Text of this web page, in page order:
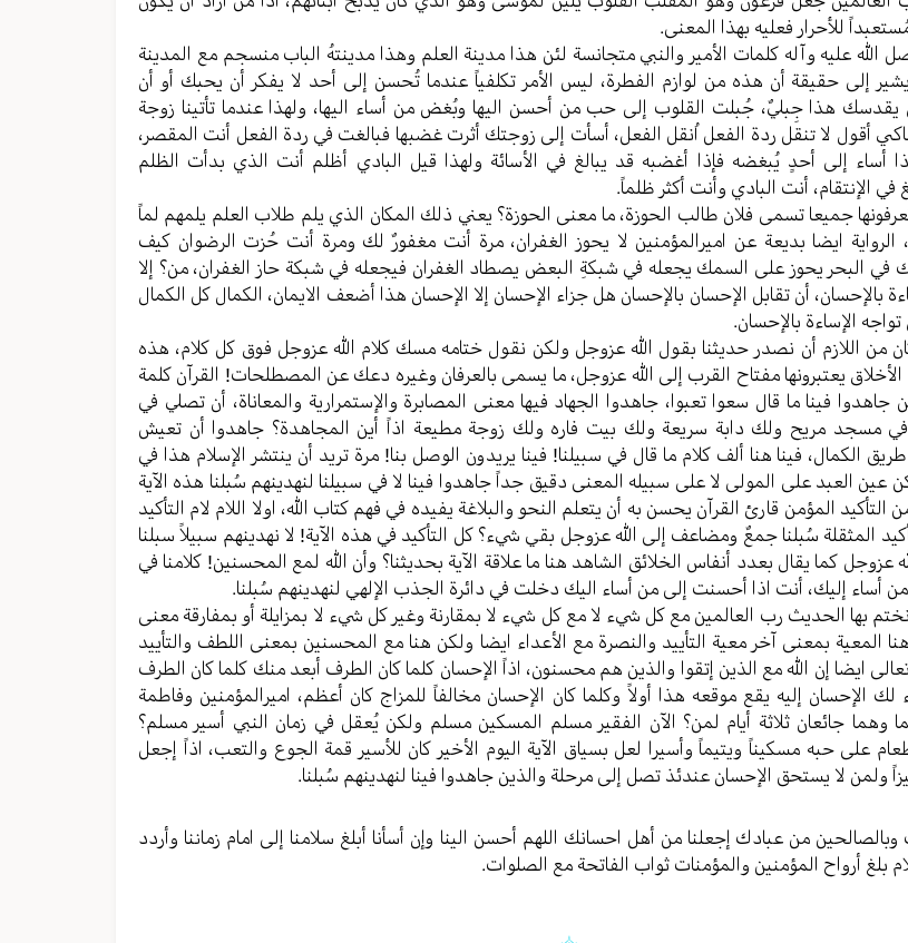
للأحرار فعلیه بهذا المعنی.
صل الله علیه وآله کلمات الأمیر والنبي متجانسة لئن هذا مدینة العلم وهذا مدینتهُ الباب منسجم مع المدینة
یشیر إلی حقیقة أن هذه من لوازم الفطرة، لیس الأمر تکلفیاً عندما تُحسن إلی أحد لا یفکر أن یحبك أو أن
هذا جِبليٌ، جُبلت القلوب إلی حب من أحسن الیها وبُغض من أساء الیها، ولهذا عندما تأتینا زوجة
أقول لا تنقل ردة الفعل اُنقل الفعل، أسأت إلی زوجتك أثرت غضبها فبالغت في ردة الفعل أنت المقصر،
اذا أساء إلی أحدٍ یُبغضه فإذا أغضبه قد یبالغ في الأسائة ولهذا قیل البادي أظلم أنت الذي بدأت الظلم
في الإنتقام، أنت البادي وأنت أکثر ظلماً.
جمیعا تسمی فلان طالب الحوزة، ما معنی الحوزة؟ یعني ذلك المكان الذي یلم طلاب العلم یلمهم لماً
الروایة ایضا بدیعة عن امیرالمؤمنین لا یحوز الغفران، مرة أنت مغفورٌ لك ومرة أنت حُزت الرضوان کیف
البحر یحوز علی السمك یجعله في شبكةِ البعض یصطاد الغفران فیجعله في شبکة حاز الغفران، من؟ إلا
بالإحسان، أن تقابل الإحسان بالإحسان هل جزاء الإحسان إلا الإحسان هذا أضعف الایمان، الکمال کل الکمال
الإساءة بالإحسان.
من اللازم أن نصدر حدیثنا بقول الله عزوجل ولکن نقول ختامه مسك کلام الله عزوجل فوق کل کلام، هذه
الأخلاق یعتبرونها مفتاح القرب إلی الله عزوجل، ما یسمی بالعرفان وغیره دعك عن المصطلحات! القرآن کلمة
جاهدوا فینا ما قال سعوا تعبوا، جاهدوا الجهاد فیها معنی المصابرة والإستمراریة والمعاناة، أن تصلي في
مسجد مریح ولك دابة سریعة ولك بیت فاره ولك زوجة مطیعة اذاً أین المجاهدة؟ جاهدوا أن تعیش
طریق الکمال، فینا هنا ألف کلام ما قال في سبیلنا! فینا یریدون الوصل بنا! مرة تريد أن ینتشر الإسلام هذا في
عین العبد علی المولی لا علی سبیله المعنی دقیق جداً جاهدوا فینا لا في سبیلنا لنهدینهم سُبلنا هذه الآیة
المؤمن قارئ القرآن یحسن به أن یتعلم النحو والبلاغة یفیده في فهم کتاب الله، اولا اللام لام التأكيد
المثقلة سُبلنا جمعٌ ومضاعف إلی الله عزوجل بقي شيء؟ کل التأكيد في هذه الآية! لا نهدینهم سبیلاً سبلنا
عزوجل کما یقال بعدد أنفاس الخلائق الشاهد هنا ما علاقة الآیة بحدیثنا؟ وأن الله لمع المحسنین! کلامنا في
أساء إلیك، أنت اذا أحسنت إلی من أساء اليك دخلت في دائرة الجذب الإلهي لنهدینهم سُبلنا.
بها الحدیث رب العالمین مع کل شيء لا مع کل شيء لا بمقارنة وغیر کل شيء لا بمزایلة أو بمفارقة معنی
المعیة بمعنی آخر معیة التأييد والنصرة مع الأعداء ایضا ولکن هنا مع المحسنین بمعنی اللطف والتأييد
ایضا إن الله مع الذین إتقوا والذین هم محسنون، اذاً الإحسان کلما کان الطرف أبعد منك کلما کان الطرف
لك الإحسان إلیه یقع موقعه هذا أولاً وکلما کان الإحسان مخالفاً للمزاج کان أعظم، امیرالمؤمنین وفاطمة
وهما جائعان ثلاثة أيام لمن؟ الآن الفقیر مسلم المسکین مسلم ولکن یُعقل في زمان النبي أسير مسلم؟
علی حبه مسکیناً ویتیماً وأسیرا لعل بسیاق الآیة الیوم الأخير کان للأسیر قمة الجوع والتعب، اذاً إجعل
ولمن لا یستحق الإحسان عندئذ تصل إلی مرحلة والذین جاهدوا فینا لنهدینهم سُبلنا.
وبالصالحین من عبادك إجعلنا من أهل احسانك اللهم أحسن الینا وإن أسأنا أبلغ سلامنا إلی امام زماننا وأردد
بلغ أرواح المؤمنین والمؤمنات ثواب الفاتحة مع الصلوات.